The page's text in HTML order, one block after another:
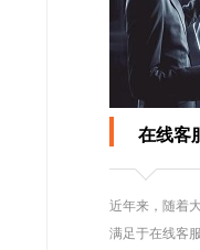
在线客
近年来，随着
满足于在线客